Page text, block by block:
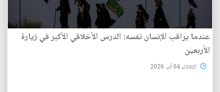
عندما يراقب الإنسان نفسه: الدرس الأخلاقي الأكبر في زيارة
الأربعين
الثلاثاء 04 آب 2026